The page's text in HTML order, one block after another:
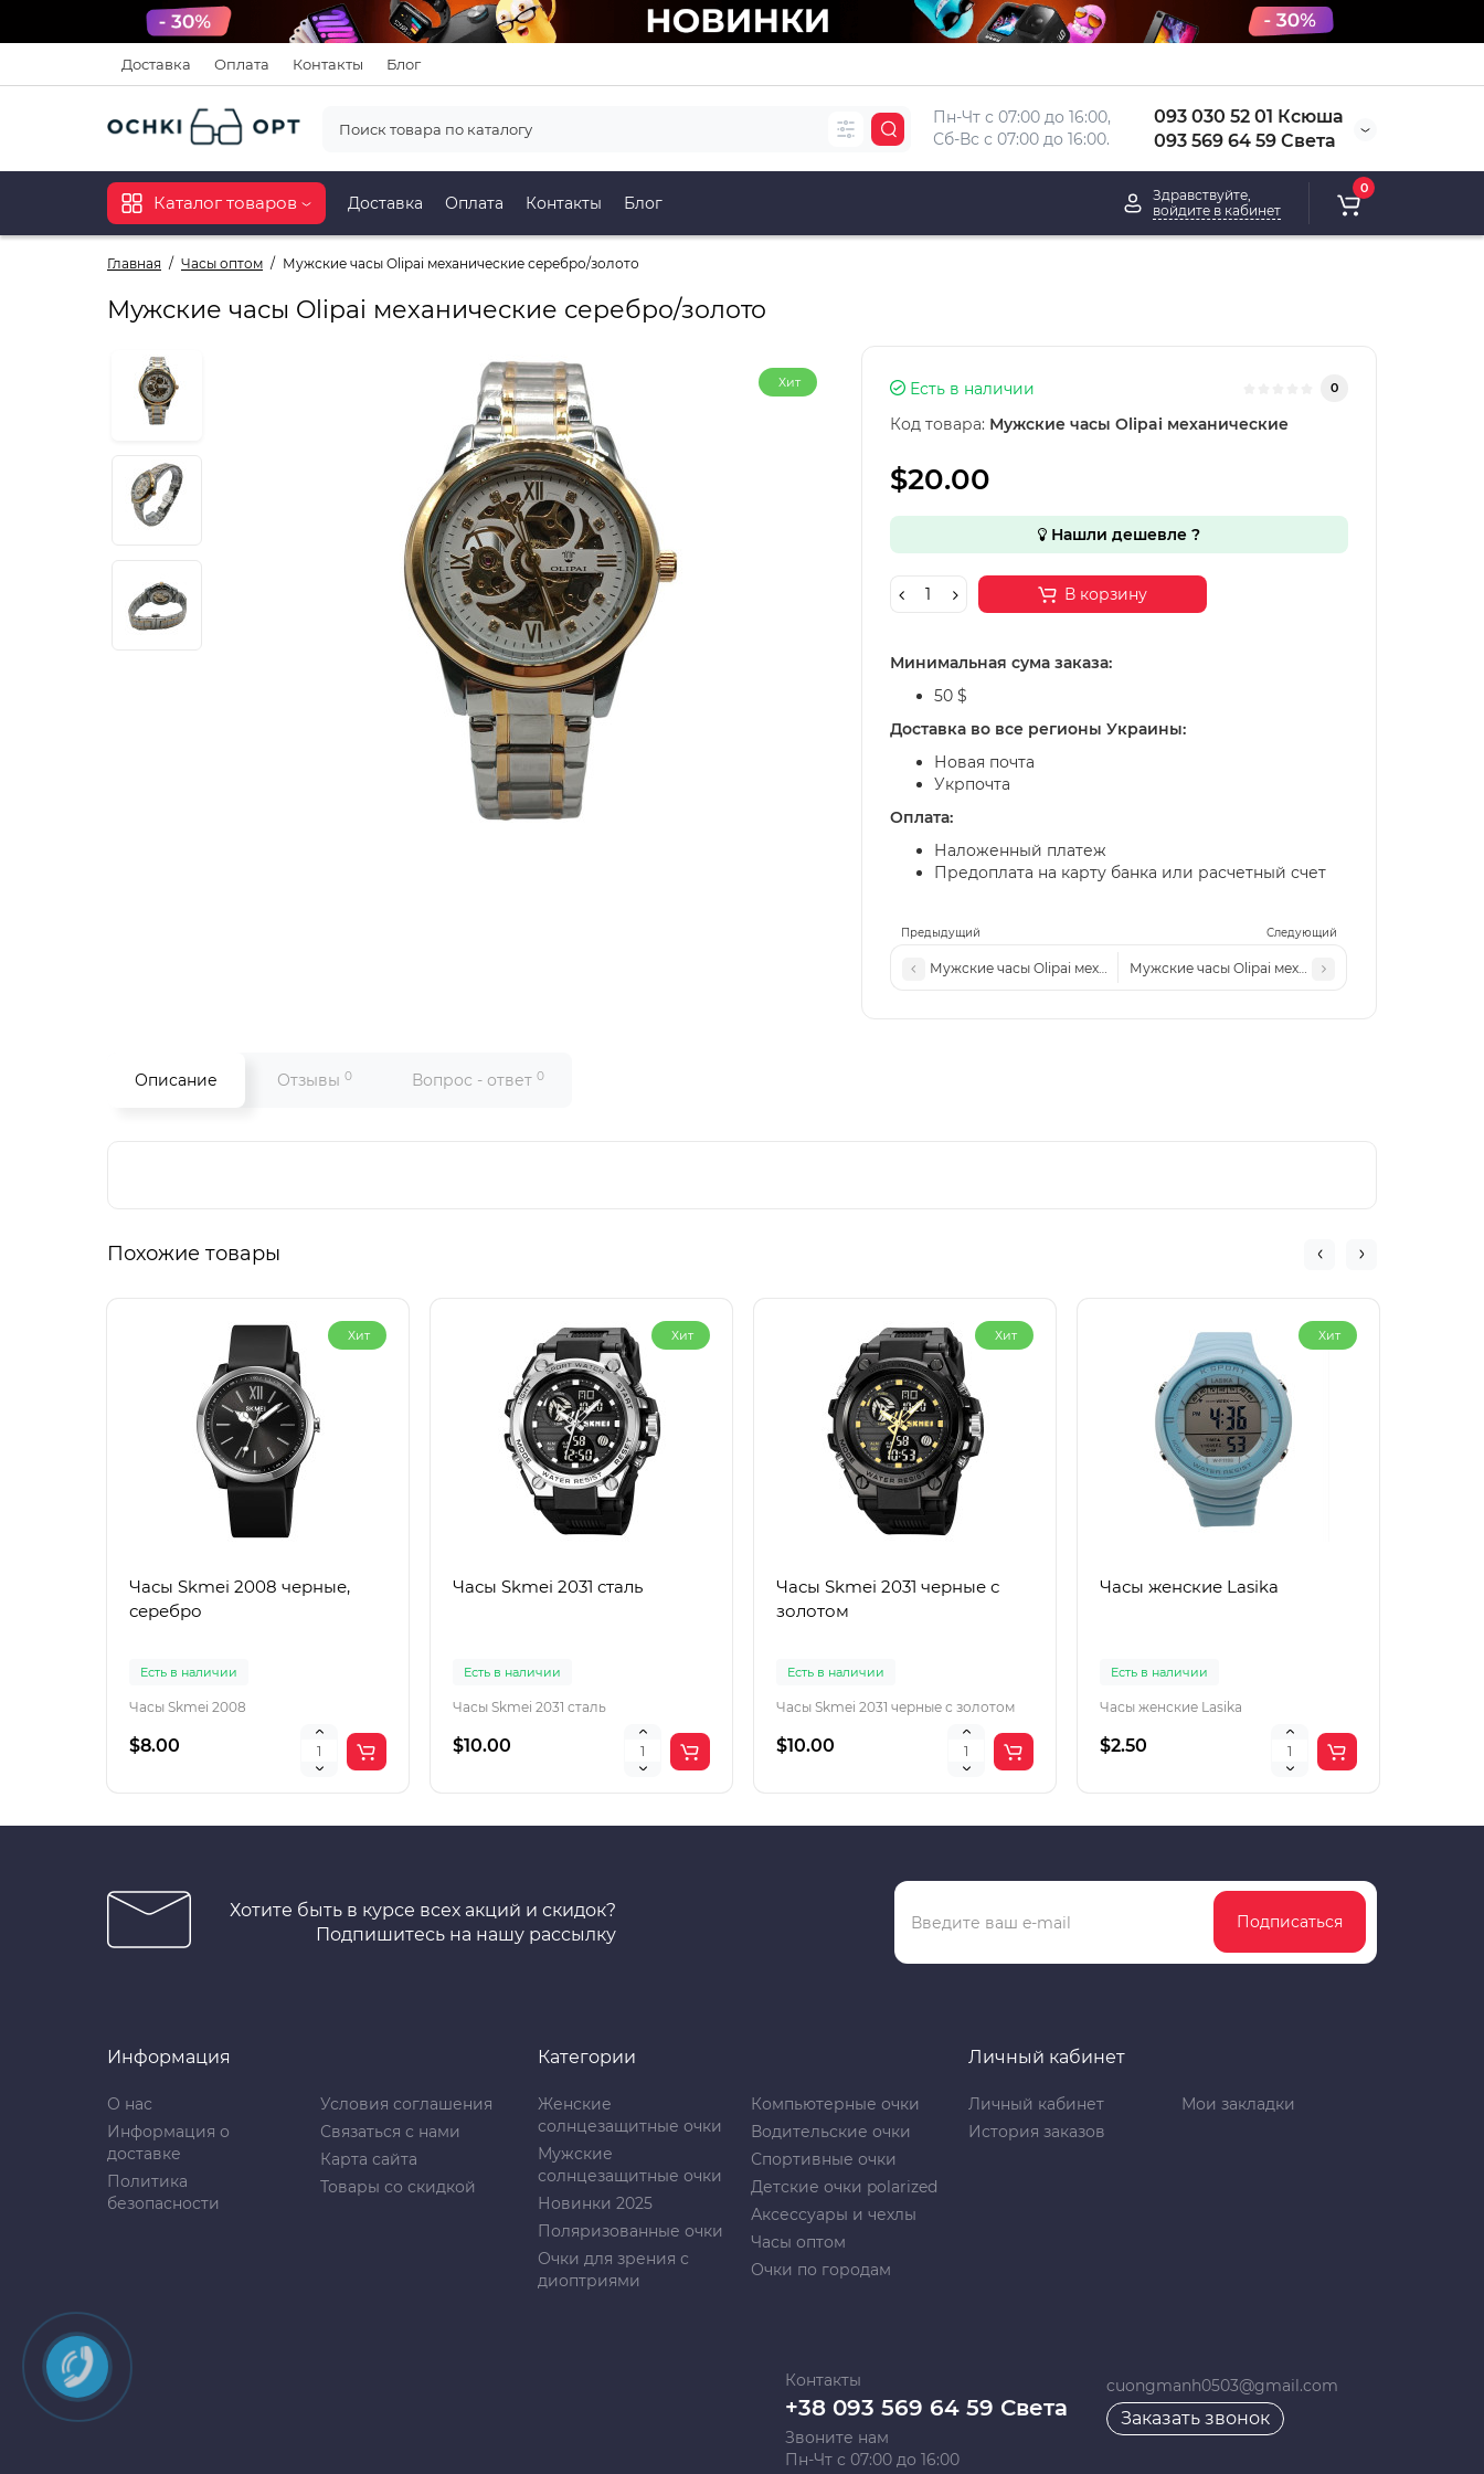
Доставка Оплата Контакты Блог
Пн-Чт с 07:00 до 16:00,
Сб-Вс с 07:00 до 16:00.
093 030 52 01 Ксюша
093 569 64 59 Света
Каталог товаров Доставка Оплата Контакты Блог
Здравствуйте,
войдите в кабинет
0
Главная Часы оптом Мужские часы Olipai механические серебро/золото
Мужские часы Olipai механические серебро/золото
Хит
Предыдущий Следующий
Мужские часы Olipai механические сереброМужские часы Olipai механические серебро/
Есть в наличии 0
Код товара: Мужские часы Olipai механические
$20.00
Нашли дешевле ?
В корзину
Минимальная сума заказа:
50 $
Доставка во все регионы Украины:
Новая почта
Укрпочта
Оплата:
Наложенный платеж
Предоплата на карту банка или расчетный счет
Описание Отзывы 0 Вопрос - ответ 0
Похожие товары
Хит
Часы Skmei 2008 черные,
серебро
Есть в наличии
Часы Skmei 2008
$8.00
Хит
Часы Skmei 2031 сталь
Есть в наличии
Часы Skmei 2031 сталь
$10.00
Хит
Часы Skmei 2031 черные с
золотом
Есть в наличии
Часы Skmei 2031 черные с золотом
$10.00
Хит
Часы женские Lasika
Есть в наличии
Часы женские Lasika
$2.50
Хотите быть в курсе всех акций и скидок?
Подпишитесь на нашу рассылку
Подписаться
Информация
О нас
Информация о
доставке
Политика
безопасности
Условия соглашения
Связаться с нами
Карта сайта
Товары со скидкой
Категории
Женские
солнцезащитные очки
Мужские
солнцезащитные очки
Новинки 2025
Поляризованные очки
Очки для зрения с
диоптриями
Компьютерные очки
Водительские очки
Спортивные очки
Детские очки polarized
Аксессуары и чехлы
Часы оптом
Очки по городам
Личный кабинет
Личный кабинет
История заказов
Мои закладки
Контакты
+38 093 569 64 59 Света
Звоните нам
Пн-Чт с 07:00 до 16:00
cuongmanh0503@gmail.com
Заказать звонок